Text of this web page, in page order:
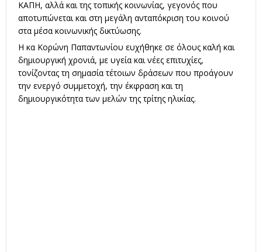
ΚΑΠΗ, αλλά και της τοπικής κοινωνίας, γεγονός που
αποτυπώνεται και στη μεγάλη ανταπόκριση του κοινού
στα μέσα κοινωνικής δικτύωσης.
Η κα Κορώνη Παπαντωνίου ευχήθηκε σε όλους καλή και
δημιουργική χρονιά, με υγεία και νέες επιτυχίες,
τονίζοντας τη σημασία τέτοιων δράσεων που προάγουν
την ενεργό συμμετοχή, την έκφραση και τη
δημιουργικότητα των μελών της τρίτης ηλικίας.